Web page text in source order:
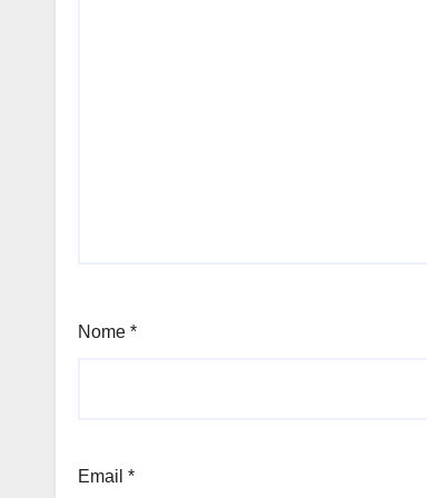
Nome *
Email *